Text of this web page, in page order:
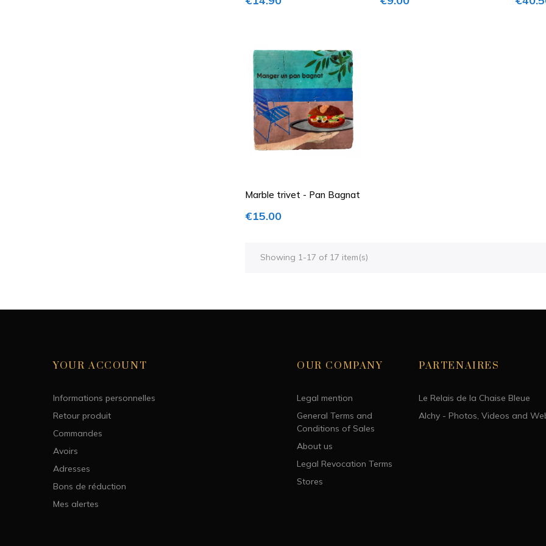
Marble trivet - Pan Bagnat
Price
€15.00
Showing 1-17 of 17 item(s)
YOUR ACCOUNT
Informations personnelles
Retour produit
Commandes
Avoirs
Adresses
Bons de réduction
Mes alertes
OUR COMPANY
Legal mention
General Terms and
Conditions of Sales
About us
Legal Revocation Terms
Stores
PARTENAIRES
Le Relais de la Chaise Bleue
Alchy - Photos, Videos and